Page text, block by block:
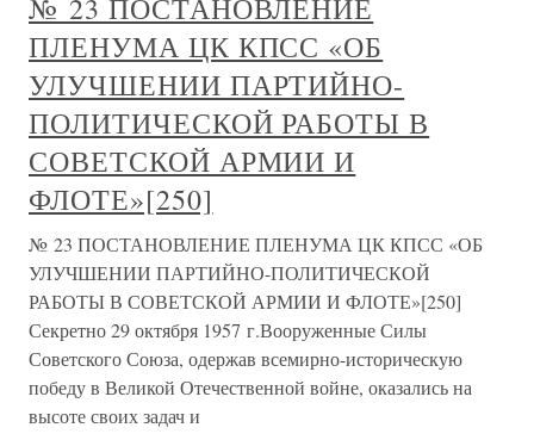
№ 23 ПОСТАНОВЛЕНИЕ
ПЛЕНУМА ЦК КПСС «ОБ
УЛУЧШЕНИИ ПАРТИЙНО-
ПОЛИТИЧЕСКОЙ РАБОТЫ В
СОВЕТСКОЙ АРМИИ И
ФЛОТЕ»[250]
№ 23 ПОСТАНОВЛЕНИЕ ПЛЕНУМА ЦК КПСС «ОБ
УЛУЧШЕНИИ ПАРТИЙНО-ПОЛИТИЧЕСКОЙ
РАБОТЫ В СОВЕТСКОЙ АРМИИ И ФЛОТЕ»[250]
Секретно 29 октября 1957 г.Вооруженные Силы
Советского Союза, одержав всемирно-историческую
победу в Великой Отечественной войне, оказались на
высоте своих задач и